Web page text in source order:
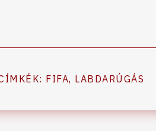
FIFA, LABDARÚGÁS